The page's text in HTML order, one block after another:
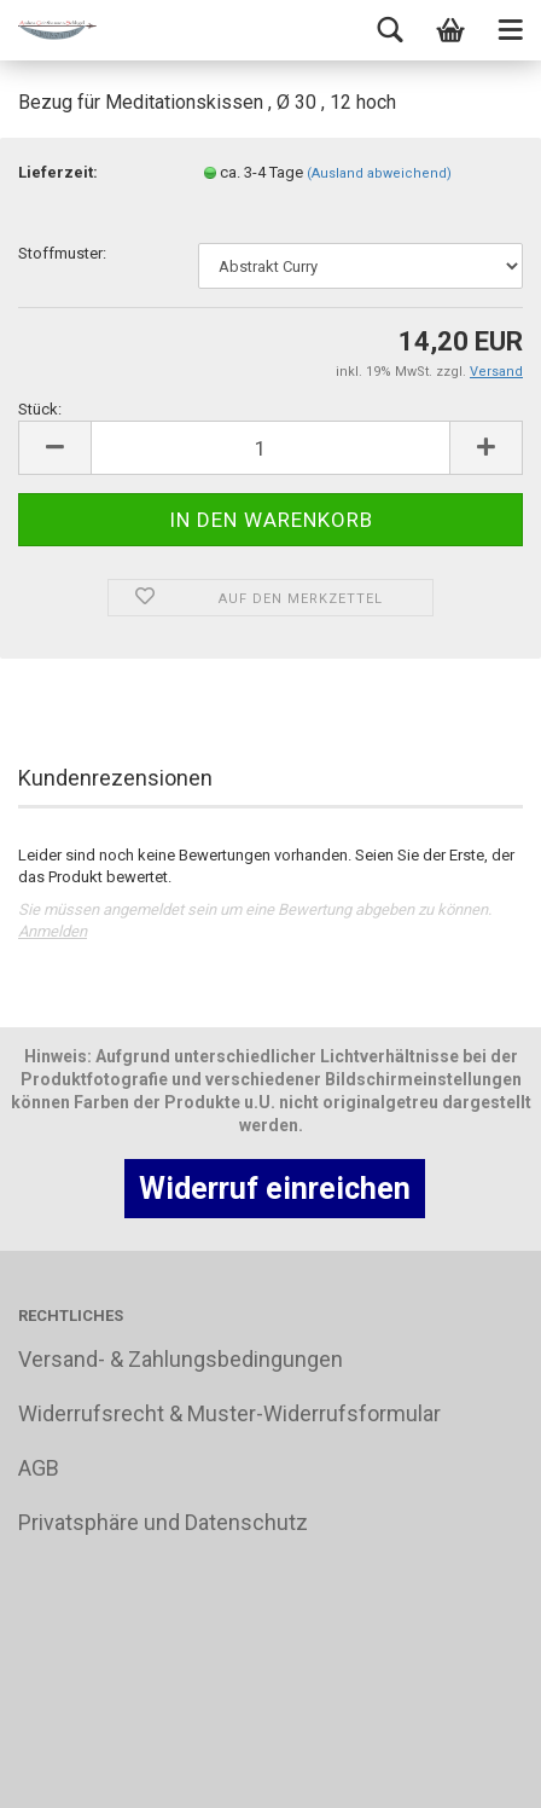
Bezug für Meditationskissen , Ø 30 , 12 hoch
Lieferzeit: ca. 3-4 Tage (Ausland abweichend)
Stoffmuster:
14,20 EUR
inkl. 19% MwSt. zzgl. Versand
Stück:
AUF DEN MERKZETTEL
Kundenrezensionen
Leider sind noch keine Bewertungen vorhanden. Seien Sie der Erste, der
das Produkt bewertet.
Sie müssen angemeldet sein um eine Bewertung abgeben zu können.
Anmelden
Hinweis: Aufgrund unterschiedlicher Lichtverhältnisse bei der
Produktfotografie und verschiedener Bildschirmeinstellungen
können Farben der Produkte u.U. nicht originalgetreu dargestellt
werden.
Widerruf einreichen
RECHTLICHES
Versand- & Zahlungsbedingungen
Widerrufsrecht & Muster-Widerrufsformular
AGB
Privatsphäre und Datenschutz